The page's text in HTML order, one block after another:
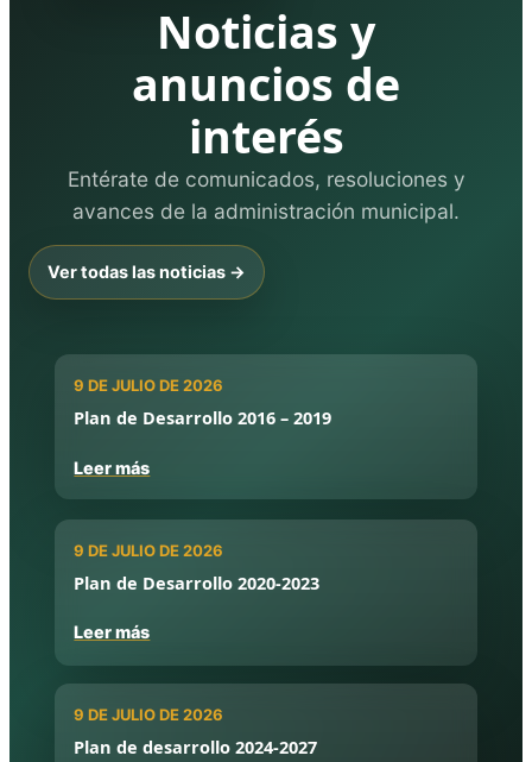
Noticias y
anuncios de
interés
Entérate de comunicados, resoluciones y
avances de la administración municipal.
Ver todas las noticias →
9 DE JULIO DE 2026
Plan de Desarrollo 2016 – 2019
Leer más
9 DE JULIO DE 2026
Plan de Desarrollo 2020-2023
Leer más
9 DE JULIO DE 2026
Plan de desarrollo 2024-2027